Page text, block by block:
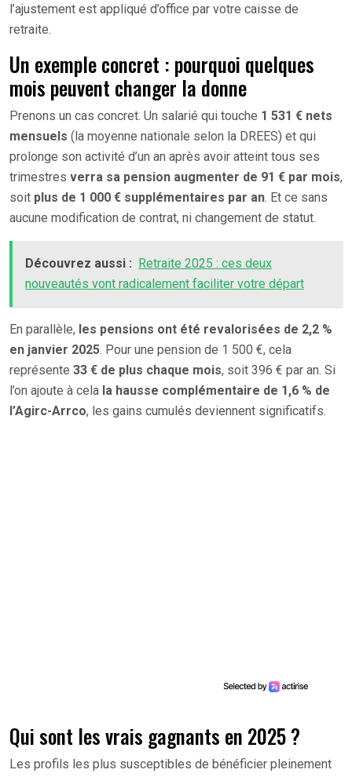
l’ajustement est appliqué d’office par votre caisse de
retraite.
Un exemple concret : pourquoi quelques
mois peuvent changer la donne
Prenons un cas concret. Un salarié qui touche 1 531 € nets
mensuels (la moyenne nationale selon la DREES) et qui
prolonge son activité d’un an après avoir atteint tous ses
trimestres verra sa pension augmenter de 91 € par mois,
soit plus de 1 000 € supplémentaires par an. Et ce sans
aucune modification de contrat, ni changement de statut.
Découvrez aussi : Retraite 2025 : ces deux
nouveautés vont radicalement faciliter votre départ
En parallèle, les pensions ont été revalorisées de 2,2 %
en janvier 2025. Pour une pension de 1 500 €, cela
représente 33 € de plus chaque mois, soit 396 € par an. Si
l’on ajoute à cela la hausse complémentaire de 1,6 % de
l’Agirc-Arrco, les gains cumulés deviennent significatifs.
Qui sont les vrais gagnants en 2025 ?
Les profils les plus susceptibles de bénéficier pleinement